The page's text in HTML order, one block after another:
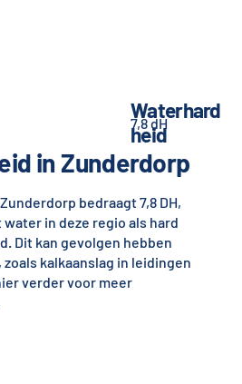
in Zunderdorp
bedraagt 7,8 DH,
in deze regio als hard
Dit kan gevolgen hebben
kalkaanslag in leidingen
verder voor meer
Waterhard
heid
7,8 dH